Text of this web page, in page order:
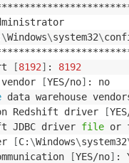
\Windows\system32\
[8192] : 8192
vendor [YES/no] : no
data warehouse
Redshift driver
[
JDBC driver file or
[C: \Windows\system32
[YES/no] :